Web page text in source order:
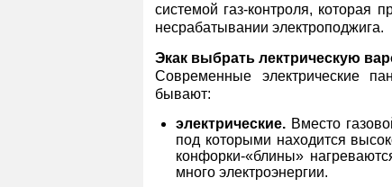
системой газ-контроля, которая
несрабатывании электроподжига.
Экак выбрать лектрическую
Современные электрические
бывают:
электрические. Вместо
под которыми находится
конфорки-«блины»
много электроэнергии.